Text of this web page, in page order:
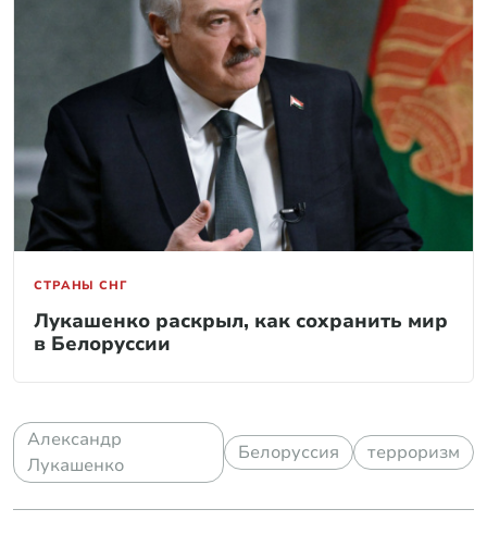
СТРАНЫ СНГ
Лукашенко раскрыл, как сохранить мир
в Белоруссии
Александр
Лукашенко
Белоруссия терроризм